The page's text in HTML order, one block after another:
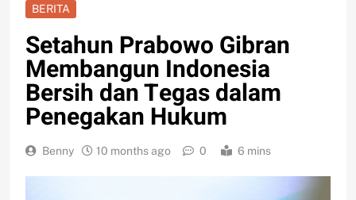
BERITA
Setahun Prabowo Gibran
Membangun Indonesia
Bersih dan Tegas dalam
Penegakan Hukum
Benny 10 months ago 0 6 mins